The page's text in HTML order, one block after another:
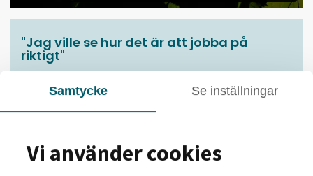
Samtycke Se inställningar
Vi använder cookies
"Jag ville se hur det är att jobba på
riktigt"
Ett sommarjobb är ofta ett viktigt steg in i arbetslivet.
Träffa några av våra sommarjobbare, och hör vad de
drömmer om att göra i framtiden.